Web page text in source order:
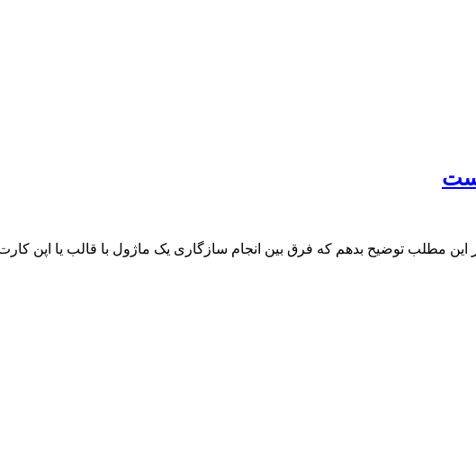
مطلب توضیح بدهم که فرق بین انجام سازگاری یک ماژول با قالب یا اپن